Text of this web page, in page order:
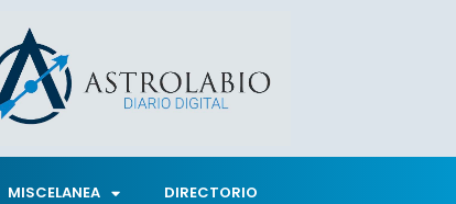
MISCELANEA DIRECTORIO